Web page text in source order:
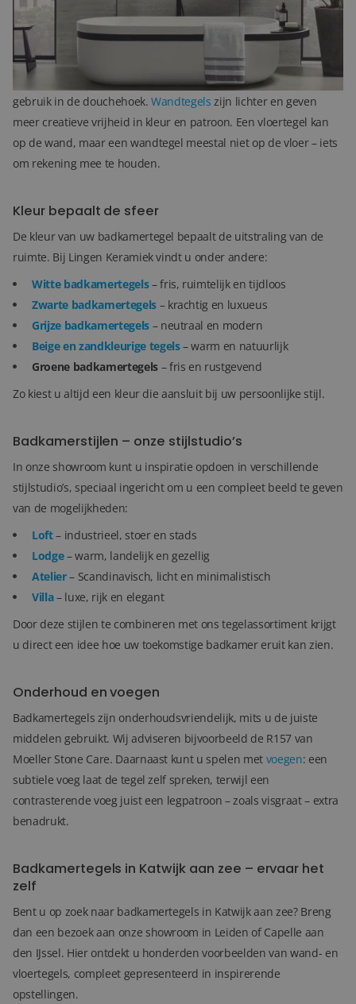
Wand- en vloertegels combineren
Een badkamertegel moet niet alleen mooi zijn, maar ook
Vloertegelszijn sterker en vaak slipvast, ideaal voor
gebruik in de douchehoek.Wandtegelszijn lichter en geven
meer creatieve vrijheid in kleur en patroon. Een vloertegel kan
op de wand, maar een wandtegel meestal niet op de vloer – iets
om rekening mee te houden.
Kleur bepaalt de sfeer
De kleur van uw badkamertegel bepaalt de uitstraling van de
ruimte. Bij Lingen Keramiek vindt u onder andere:
Witte badkamertegels– fris, ruimtelijk en tijdloos
Zwarte badkamertegels– krachtig en luxueus
Grijze badkamertegels– neutraal en modern
Beige en zandkleurige tegels– warm en natuurlijk
Groene badkamertegels– fris en rustgevend
Zo kiest u altijd een kleur die aansluit bij uw persoonlijke stijl.
Badkamerstijlen – onze stijlstudio’s
In onze showroom kunt u inspiratie opdoen in verschillende
stijlstudio’s, speciaal ingericht om u een compleet beeld te geven
van de mogelijkheden:
Loft– industrieel, stoer en stads
Lodge– warm, landelijk en gezellig
Atelier– Scandinavisch, licht en minimalistisch
Villa– luxe, rijk en elegant
Door deze stijlen te combineren met ons tegelassortiment krijgt
u direct een idee hoe uw toekomstige badkamer eruit kan zien.
Onderhoud en voegen
Badkamertegels zijn onderhoudsvriendelijk, mits u de juiste
middelen gebruikt. Wij adviseren bijvoorbeeld de R157 van
Moeller Stone Care. Daarnaast kunt u spelen met voegen: een
subtiele voeg laat de tegel zelf spreken, terwijl een
contrasterende voeg juist een legpatroon – zoals visgraat – extra
benadrukt.
Badkamertegels in Katwijk aan zee – ervaar het
zelf
Bent u op zoek naar badkamertegels in Katwijk aan zee? Breng
dan een bezoek aan onze showroom in Leiden of Capelle aan
den IJssel. Hier ontdekt u honderden voorbeelden van wand- en
vloertegels, compleet gepresenteerd in inspirerende
opstellingen.